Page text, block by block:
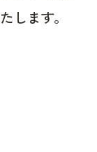
します。